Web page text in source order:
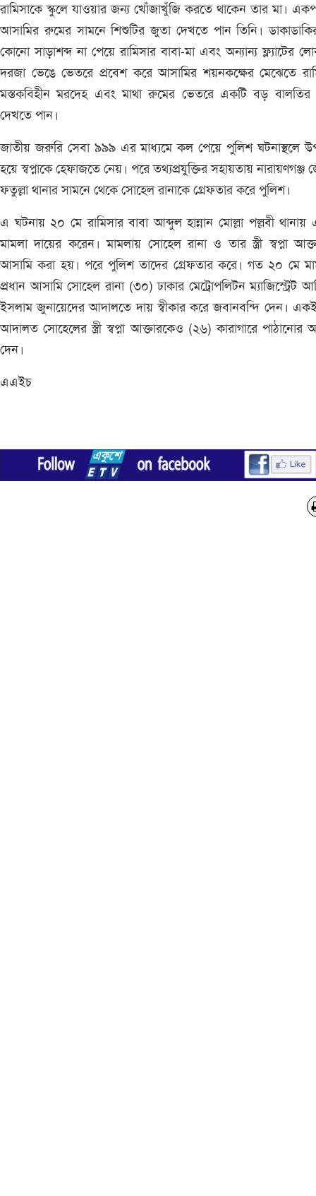
রামিসাকে স্কুলে যাওয়ার জন্য খোঁজাখুঁজি করতে থাকেন তার মা।
আসামির রুমের সামনে শিশুটির জুতা দেখতে পান তিনি।
কোনো সাড়াশব্দ না পেয়ে রামিসার বাবা-মা এবং অন্যান্য ফ্ল্যাটের
দরজা ভেঙে ভেতরে প্রবেশ করে আসামির শয়নকক্ষের মেঝেতে
মস্তকবিহীন মরদেহ এবং মাথা রুমের ভেতরে একটি বড় বালতির
দেখতে পান।
জাতীয় জরুরি সেবা ৯৯৯ এর মাধ্যমে কল পেয়ে পুলিশ ঘটনাস্থলে
হয়ে স্বপ্নাকে হেফাজতে নেয়। পরে তথ্যপ্রযুক্তির সহায়তায় নারায়ণগঞ্জ
ফতুল্লা থানার সামনে থেকে সোহেল রানাকে গ্রেফতার করে পুলিশ।
এ ঘটনায় ২০ মে রামিসার বাবা আব্দুল হান্নান মোল্লা পল্লবী থানায়
মামলা দায়ের করেন। মামলায় সোহেল রানা ও তার স্ত্রী স্বপ্না
আসামি করা হয়। পরে পুলিশ তাদের গ্রেফতার করে। গত ২০ মে
প্রধান আসামি সোহেল রানা (৩০) ঢাকার মেট্রোপলিটন ম্যাজিস্ট্রেট
ইসলাম জুনায়েদের আদালতে দায় স্বীকার করে জবানবন্দি দেন।
আদালত সোহেলের স্ত্রী স্বপ্না আক্তারকেও (২৬) কারাগারে পাঠানোর
দেন।
এএইচ